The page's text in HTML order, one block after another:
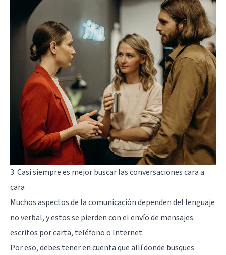
3. Casi siempre es mejor buscar las conversaciones cara a
cara
Muchos aspectos de la comunicación dependen del lenguaje
no verbal, y estos se pierden con el envío de mensajes
escritos por carta, teléfono o Internet.
Por eso, debes tener en cuenta que allí donde busques